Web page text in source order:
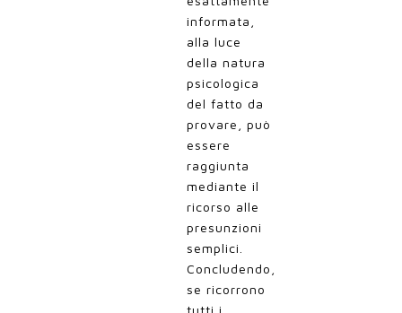
informata,
alla luce
della natura
psicologica
del fatto da
provare, può
essere
raggiunta
mediante il
ricorso alle
presunzioni
semplici.
Concludendo,
se ricorrono
tutti i